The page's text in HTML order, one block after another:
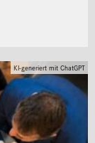
KI-generiert mit ChatGPT